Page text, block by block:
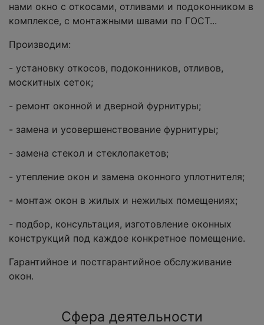
нами окно с откосами, отливами и подоконником в
комплексе, с монтажными швами по ГОСТ...
Производим:
- установку откосов, подоконников, отливов,
москитных сеток;
- ремонт оконной и дверной фурнитуры;
- замена и усовершенствование фурнитуры;
- замена стекол и стеклопакетов;
- утепление окон и замена оконного уплотнителя;
- монтаж окон в жилых и нежилых помещениях;
- подбор, консультация, изготовление оконных
конструкций под каждое конкретное помещение.
Гарантийное и постгарантийное обслуживание
окон.
Сфера деятельности